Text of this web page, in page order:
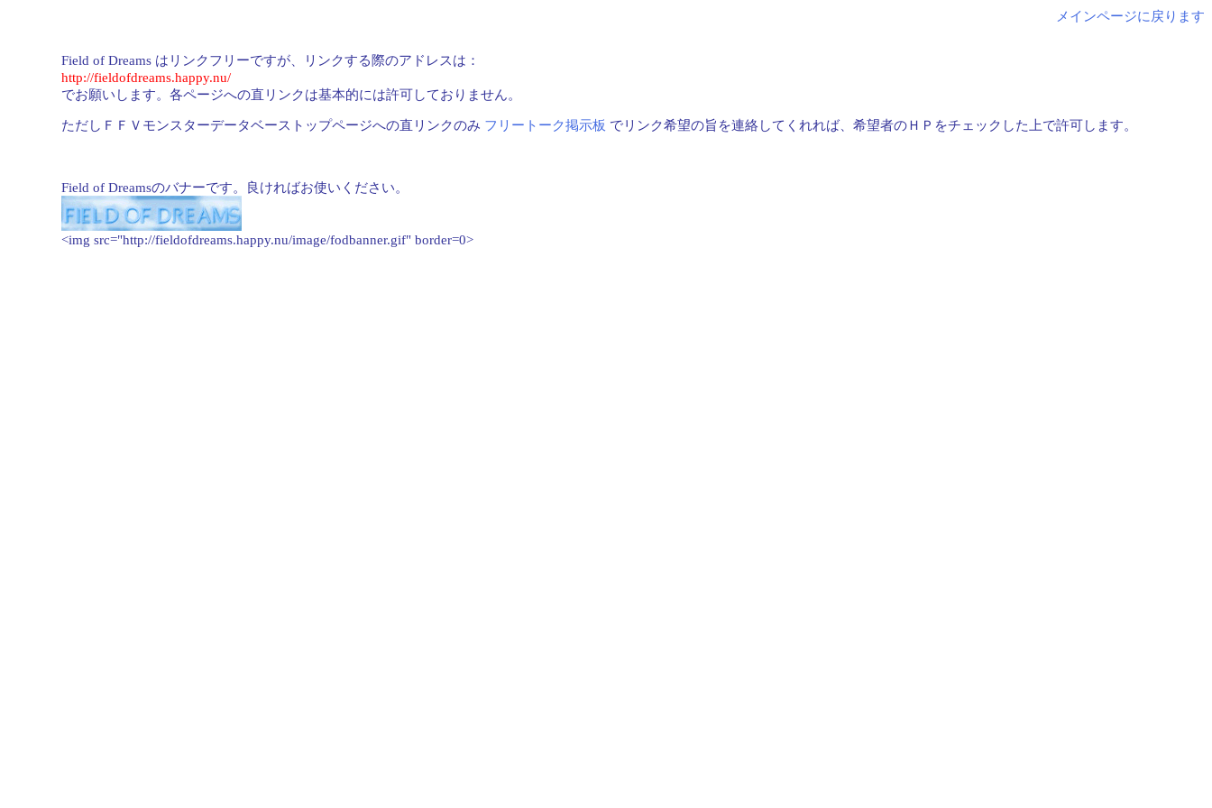
メインページに戻ります
Field of Dreams はリンクフリーですが、リンクする際のアドレスは：
http://fieldofdreams.happy.nu/
でお願いします。各ページへの直リンクは基本的には許可しておりません。
ただしＦＦＶモンスターデータベーストップページへの直リンクのみ フリートーク掲示板 でリンク希望の旨を連絡してくれれば、希望者のＨＰをチェックした上で許可します。
Field of Dreamsのバナーです。良ければお使いください。
<img src="http://fieldofdreams.happy.nu/image/fodbanner.gif" border=0>